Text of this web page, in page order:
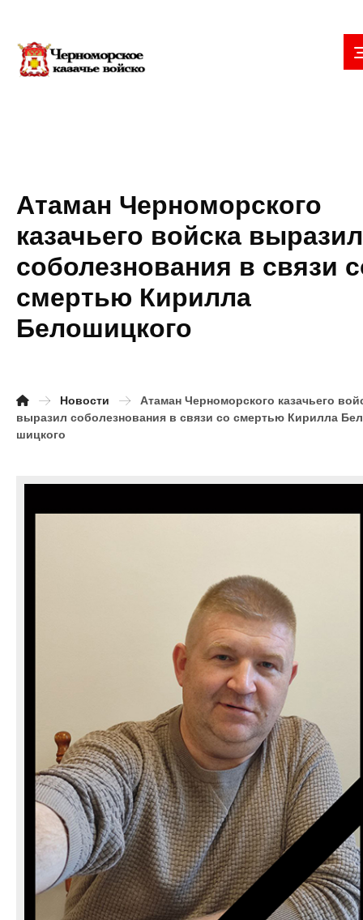
Атаман Черноморского
казачьего войска выразил
соболезнования в связи
смертью Кирилла
Белошицкого
Новости
Атаман Черноморского казачьего
выразил соболезнования в связи со смертью Кирилла
шицкого